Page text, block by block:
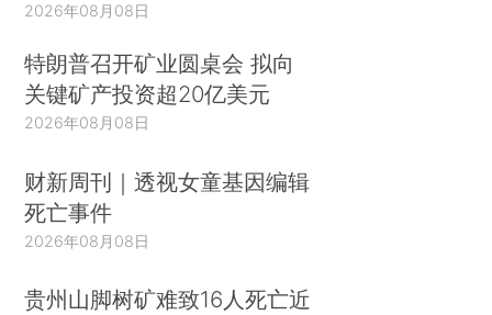
2026年08月08日
特朗普召开矿业圆桌会 拟向
关键矿产投资超20亿美元
2026年08月08日
财新周刊｜透视女童基因编辑
死亡事件
2026年08月08日
贵州山脚树矿难致16人死亡近